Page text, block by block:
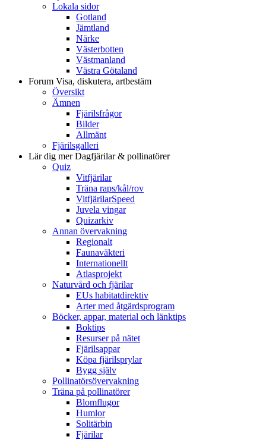
Lokala sidor
Gotland
Jämtland
Närke
Västerbotten
Västmanland
Västra Götaland
Forum Visa, diskutera, artbestäm
Översikt
Ämnen
Fjärilsfrågor
Bilder
Allmänt
Fjärilsgalleri
Lär dig merDagfjärilar & pollinatörer
Quiz
Vitfjärilar
Träna raps/kål/rov
VitfjärilarSpeed
Juvela vingar
Quizarkiv
Annan övervakning
Regionalt
Faunaväkteri
Internationellt
Atlasprojekt
Naturvård och fjärilar
EUs habitatdirektiv
Arter med åtgärdsprogram
Böcker, appar, material och länktips
Boktips
Resurser på nätet
Fjärilsappar
Köpa fjärilsprylar
Bygg själv
Pollinatörsövervakning
Träna på pollinatörer
Blomflugor
Humlor
Solitärbin
Fjärilar